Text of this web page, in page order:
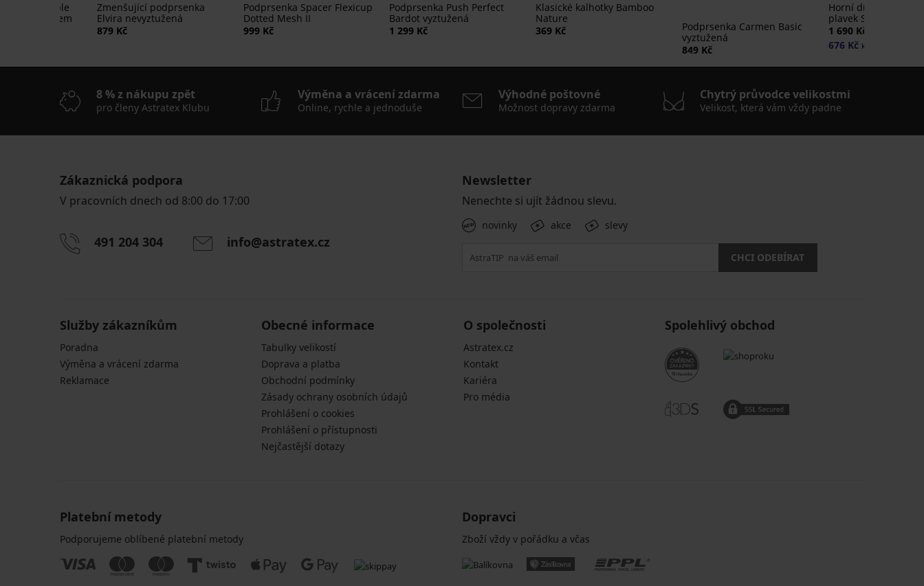
Simple
pasem
Zmenšující podprsenka
Elvira nevyztužená
879 Kč
Podprsenka Spacer Flexicup
Dotted Mesh II
999 Kč
Podprsenka Push Perfect
Bardot vyztužená
1 299 Kč
Klasické kalhotky Bamboo
Nature
369 Kč
Podprsenka Carmen Basic
vyztužená
849 Kč
Horní díl
plavek Spacer
1 690 Kč
676 Kč kód:
8 % z nákupu zpět
pro členy Astratex Klubu
Výměna a vrácení zdarma
Online, rychle a jednoduše
Výhodné poštovné
Možnost dopravy zdarma
Chytrý průvodce velikostmi
Velikost, která vám vždy padne
Zákaznická podpora
V pracovních dnech od 8:00 do 17:00
491 204 304 info@astratex.cz
Newsletter
Nenechte si ujít žádnou slevu.
novinky akce slevy
CHCI ODEBÍRAT
Služby zákazníkům
Poradna
Výměna a vrácení zdarma
Reklamace
Obecné informace
Tabulky velikostí
Doprava a platba
Obchodní podmínky
Zásady ochrany osobních údajů
Prohlášení o cookies
Prohlášení o přístupnosti
Nejčastější dotazy
O společnosti
Astratex.cz
Kontakt
Kariéra
Pro média
Spolehlivý obchod
Platební metody
Podporujeme oblíbené platební metody
Dopravci
Zboží vždy v pořádku a včas